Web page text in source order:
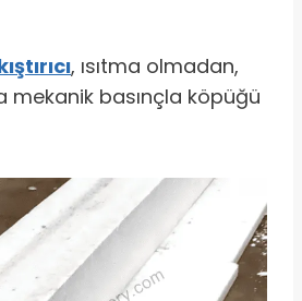
, ısıtma olmadan,
mekanik basınçla köpüğü